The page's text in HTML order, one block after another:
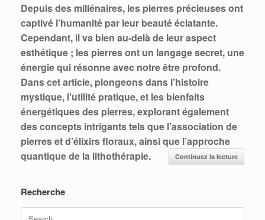
Depuis des millénaires, les pierres précieuses ont
captivé l’humanité par leur beauté éclatante.
Cependant, il va bien au-delà de leur aspect
esthétique ; les pierres ont un langage secret, une
énergie qui résonne avec notre être profond.
Dans cet article, plongeons dans l’histoire
mystique, l’utilité pratique, et les bienfaits
énergétiques des pierres, explorant également
des concepts intrigants tels que l’association de
pierres et d’élixirs floraux, ainsi que l’approche
quantique de la lithothérapie.
Continuez la lecture
Recherche
Search